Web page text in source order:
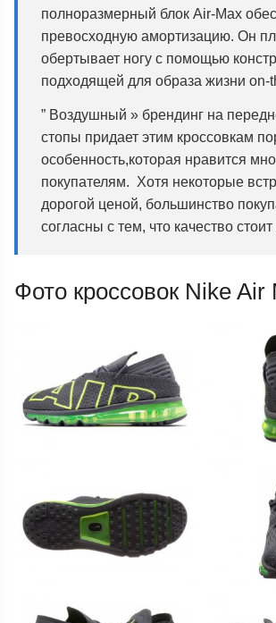
полноразмерный блок Air-Max
превосходную амортизацию. Он
обертывает ногу с помощью
подходящей для образа жизни on-
” Воздушный » брендинг на
стопы придает этим кроссовкам
особенность,которая нравится
покупателям. Хотя некоторые
дорогой ценой, большинство
согласны с тем, что качество стоит
Фото кроссовок Nike Air